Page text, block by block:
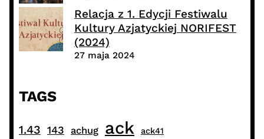
Relacja z 1. Edycji Festiwalu
Kultury Azjatyckiej NORIFEST
(2024)
27 maja 2024
TAGS
1.43 143 achug ack ack41